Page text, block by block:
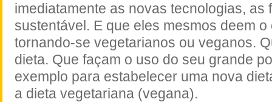
imediatamente as novas tecnologias, as
sustentável. E que eles mesmos deem o
tornando-se vegetarianos ou veganos.
dieta. Que façam o uso do seu grande
exemplo para estabelecer uma nova
a dieta vegetariana (vegana).